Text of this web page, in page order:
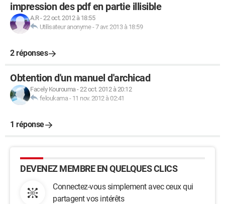
impression des pdf en partie illisible
A.R-22 oct. 2012 à 18:55
Utilisateur anonyme-7 avr. 2013 à 18:59
2 réponses
Obtention d'un manuel d'archicad
Facely Kourouma-22 oct. 2012 à 20:12
feloukama - 11 nov. 2012 à 02:41
1 réponse
DEVENEZ MEMBRE EN QUELQUES CLICS
Connectez-vous simplement avec ceux qui
partagent vos intérêts